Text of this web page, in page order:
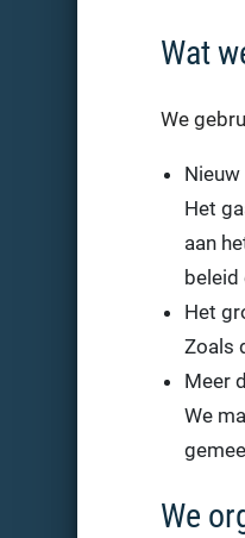
Wat
We
Het
aan
beleid
Het
Zoals
Meer
We
We